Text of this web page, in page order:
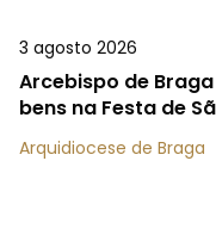
3 agosto 2026
Arcebispo de
bens na Festa de
Arquidiocese de Braga